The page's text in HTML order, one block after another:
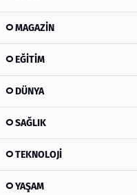
MAGAZİN
EĞİTİM
DÜNYA
SAĞLIK
TEKNOLOJİ
YAŞAM